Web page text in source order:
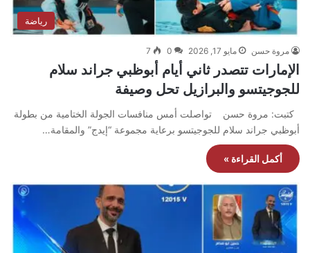
رياضة
مروة حسن مايو 17, 2026 0
7
الإمارات تتصدر ثاني أيام أبوظبي جراند سلام
للجوجيتسو والبرازيل تحل وصيفة
كتبت: مروة حسن تواصلت أمس منافسات الجولة الختامية من بطولة
أبوظبي جراند سلام للجوجيتسو برعاية مجموعة “إيدج” والمقامة…
أكمل القراءة »